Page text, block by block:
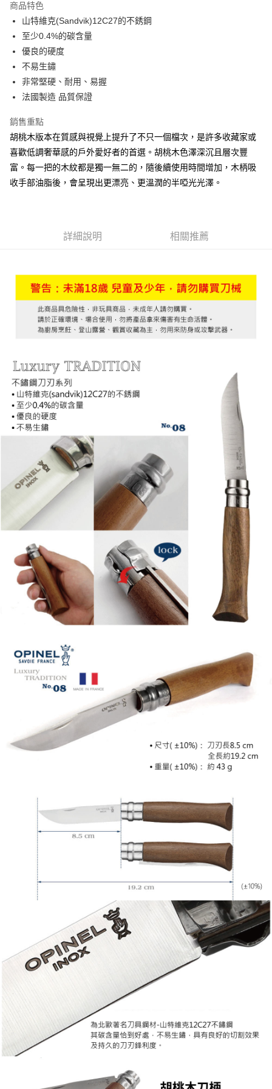
Apple Pay
街口支付
悠遊付
Google Pay
【關於「AFTEE先享後付」】
AFTEE先享後付是「在收到商品之後才付款」的支付方式。 讓您購物簡單
便利好安心！
【「AFTEE先享後付」結帳流程】
ATM／網路銀行／等多元方式進行付款，方視為交易完成。
※ 請注意：結帳手續完成當下不需立刻繳費，但若您需要取消訂單，請聯絡
購買商品的店家。未經商家同意取消之訂單仍視為有效，需透過AFTEE先享
後付繳納相關費用。
※ 交易是否成功請以「AFTEE先享後付 」之結帳頁面顯示為準，若有關於
【注意事項】
１．透過由恩沛科技股份有限公司提供之「AFTEE先享後付」服務完成之交
易，需依本服務之必要範圍內提供個人資料，並將交易相關給付款項請求債
權轉讓予恩沛科技股份有限公司。
２．關於個人資料處理事宜，請瀏覽以下網址：
https://aftee.tw/terms/#terms3
３．未成年的使用者請事先徵得法定代理人或監護人之同意方可使用
「AFTEE先享後付」，若未經同意申辦者引起之損失，本公司不負相關責
４．使用「AFTEE先享後付」時，將依據個別帳號之用戶狀況，依本公司即
時審查核予不同之上限額度；若仍有額度不足之情形，本公司將視審查結果
請求用戶進行身份認證。
５．嚴禁一人註冊多個帳號或使用他人資訊註冊。若發現惡意使用之情形，
恩沛科技股份有限公司將有權停止該用戶之使用額度並採取法律行動。
ATM付款
每筆NT$60，滿NT$799(含以上)免運費
每筆NT$100，滿NT$799(含以上)免運費
免運費
貨到付款
每筆NT$130，滿NT$3,000(含以上)免運費
商品特色
山特維克(Sandvik)12C27的不銹鋼
至少0.4%的碳含量
優良的硬度
不易生鏽
非常堅硬、耐用、易握
法國製造 品質保證
銷售重點
胡桃木版本在質感與視覺上提升了不只一個檔次，是許多收藏家或
喜歡低調奢華感的戶外愛好者的首選。胡桃木色澤深沉且層次豐
富。每一把的木紋都是獨一無二的，隨後續使用時間增加，木柄吸
收手部油脂後，會呈現出更漂亮、更溫潤的半啞光光澤。
詳細說明 相關推薦